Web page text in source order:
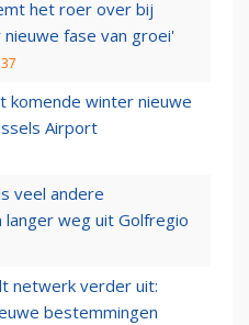
het roer over bij
nieuwe fase van groei'
komende winter nieuwe
Airport
veel andere
langer weg uit Golfregio
netwerk verder uit:
bestemmingen